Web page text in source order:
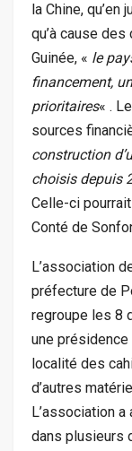
la Chine,
qu’à cause
Guinée, « le
financement,
prioritaires« . Le
sources
construction
choisis depuis
Celle-ci
Conté de
L’association
préfecture de
regroupe les 8
une
localité des
d’autres
L’association
dans plusieurs